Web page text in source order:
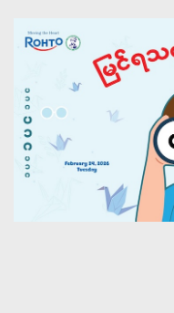
ROHTO
“Joy of Seeing: